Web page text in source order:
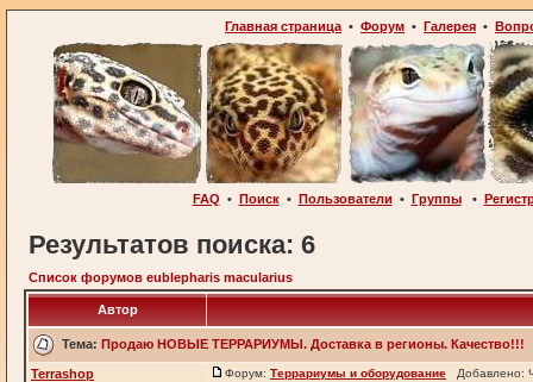
Главная страница • Форум • Галерея •
FAQ • Поиск• Пользователи • Группы•
Результатов поиска: 6
Список форумов eublepharis macularius
Автор
Тема: Продаю НОВЫЕ ТЕРРАРИУМЫ. Доставка в регионы. Качество!!!
Terrashop Форум: Террариумы и оборудование Добавлено: